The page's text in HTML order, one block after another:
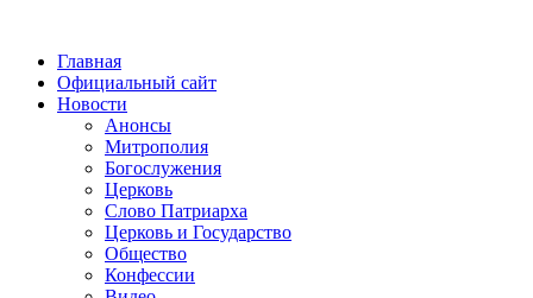
Главная
Официальный сайт
Новости
Анонсы
Митрополия
Богослужения
Церковь
Слово Патриарха
Церковь и Государство
Общество
Конфессии